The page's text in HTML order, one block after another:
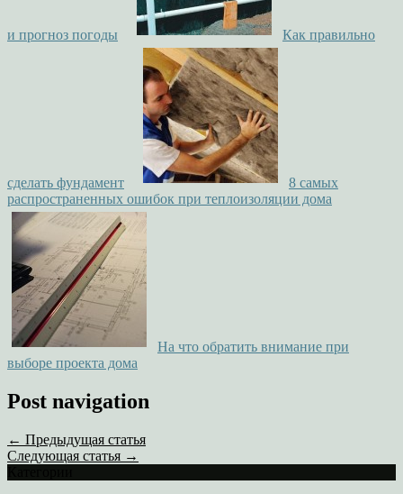
и прогноз погоды Как правильно
сделать фундамент
8 самых
распространенных ошибок при теплоизоляции дома
На что обратить внимание при
выборе проекта дома
Post navigation
← Предыдущая статья
Следующая статья →